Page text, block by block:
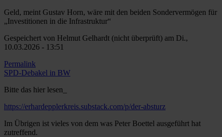
Geld, meint Gustav Horn, wäre mit den beiden Sondervermögen für
„Investitionen in die Infrastruktur“
Gespeichert von Helmut Gelhardt (nicht überprüft) am Di.,
10.03.2026 - 13:51
Permalink
SPD-Debakel in BW
Bitte das hier lesen_
https://erhardepplerkreis.substack.com/p/der-absturz
Im Übrigen ist vieles von dem was Peter Boettel ausgeführt hat
zutreffend.